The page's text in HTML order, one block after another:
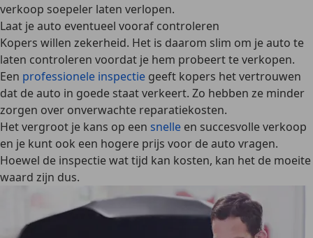
verkoop soepeler laten verlopen.
Laat je auto eventueel vooraf controleren
Kopers willen zekerheid. Het is daarom slim om je auto te
laten controleren voordat je hem probeert te verkopen.
Een professionele inspectie geeft kopers het vertrouwen
dat de auto in goede staat verkeert. Zo hebben ze minder
zorgen over onverwachte reparatiekosten.
Het vergroot je kans op een snelle en succesvolle verkoop
en je kunt ook een hogere prijs voor de auto vragen.
Hoewel de inspectie wat tijd kan kosten, kan het de moeite
waard zijn dus.